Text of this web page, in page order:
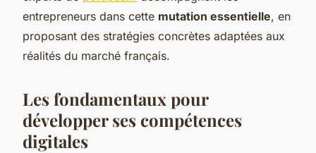
entrepreneurs dans cette mutation essentielle, en
proposant des stratégies concrètes adaptées aux
réalités du marché français.
Les fondamentaux pour
développer ses compétences
digitales